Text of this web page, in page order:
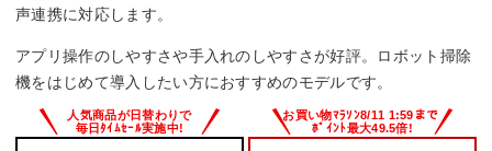
声連携に対応します。
アプリ操作のしやすさや手入れのしやすさが好評。ロボット掃除
機をはじめて導入したい方におすすめのモデルです。